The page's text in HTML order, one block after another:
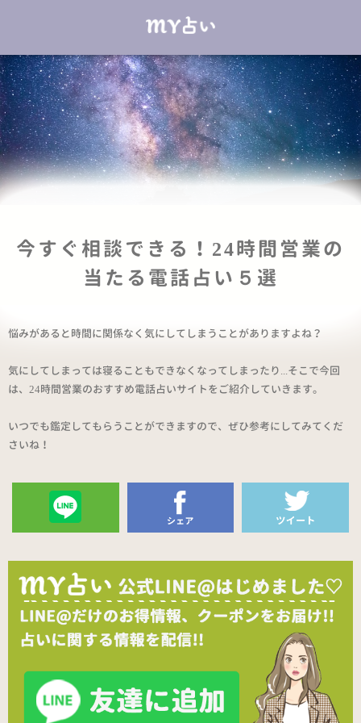
今すぐ相談できる！24時間営業の
当たる電話占い５選
悩みがあると時間に関係なく気にしてしまうことがありますよね？
気にしてしまっては寝ることもできなくなってしまったり...そこで今回
は、24時間営業のおすすめ電話占いサイトをご紹介していきます。
いつでも鑑定してもらうことができますので、ぜひ参考にしてみてくだ
さいね！
送る